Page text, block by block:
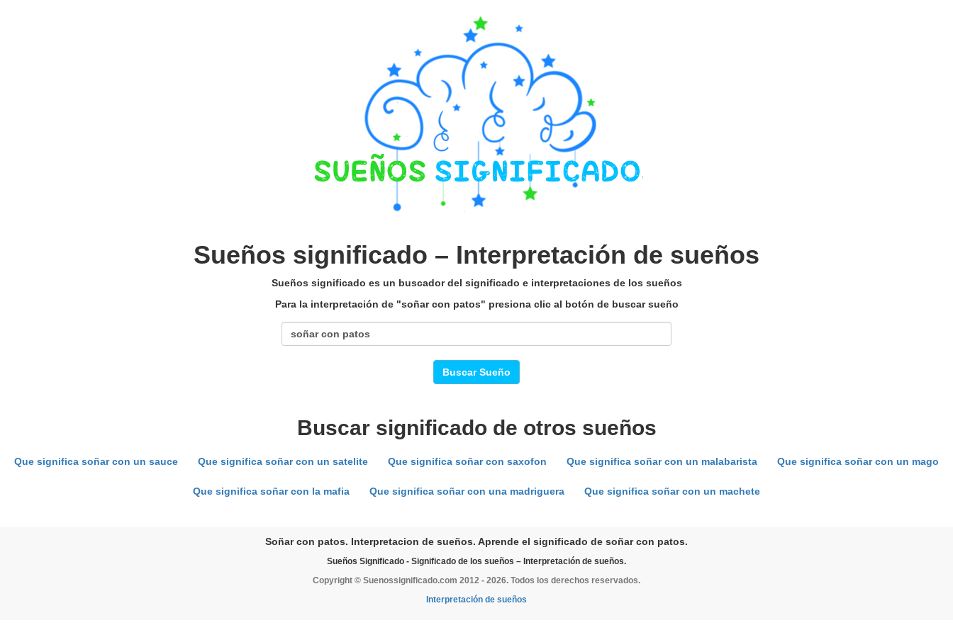
Sueños significado – Interpretación de sueños
Sueños significado es un buscador del significado e interpretaciones de los sueños
Para la interpretación de "soñar con patos" presiona clic al botón de buscar sueño
Buscar Sueño
Buscar significado de otros sueños
Que significa soñar con un sauce Que significa soñar con un satelite Que significa soñar con saxofon Que significa soñar con un malabarista Que significa soñar con un mago
Que significa soñar con la mafia Que significa soñar con una madriguera Que significa soñar con un machete
Soñar con patos. Interpretacion de sueños. Aprende el significado de soñar con patos.
Sueños Significado - Significado de los sueños – Interpretación de sueños.
Copyright © Suenossignificado.com 2012 - 2026. Todos los derechos reservados.
Interpretación de sueños